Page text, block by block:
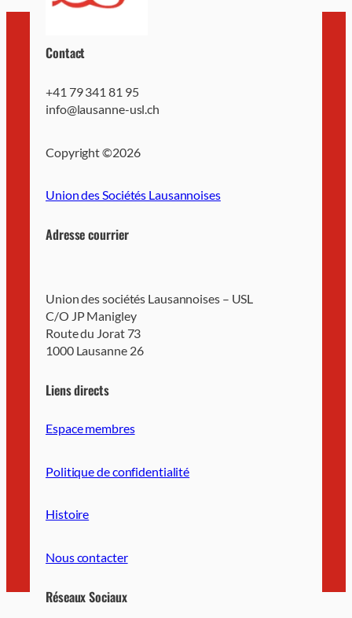
Contact
+41 79 341 81 95
info@lausanne-usl.ch
Copyright ©2026
Union des Sociétés Lausannoises
Adresse courrier
Union des sociétés Lausannoises – USL
C/O JP Manigley
Route du Jorat 73
1000 Lausanne 26
Liens directs
Espace membres
Politique de confidentialité
Histoire
Nous contacter
Réseaux Sociaux